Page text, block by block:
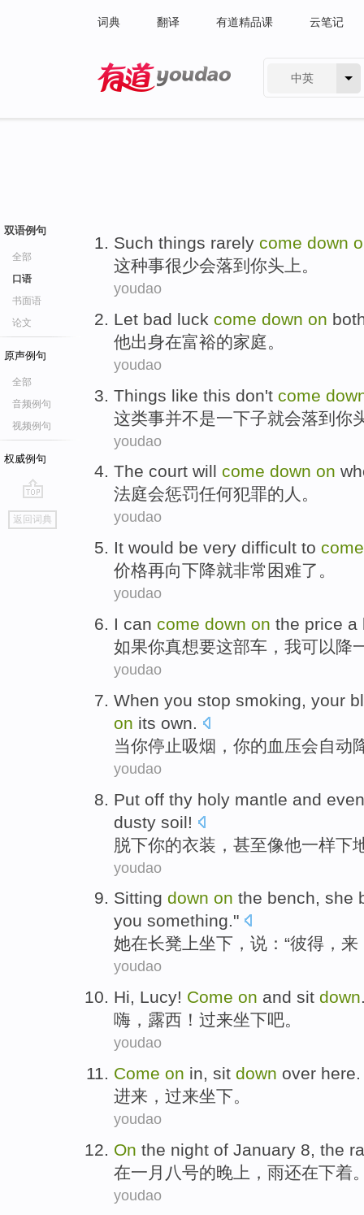
词典 翻译 有道精品课 云笔记
中英
双语例句
全部
口语
书面语
论文
原声例句
全部
音频例句
视频例句
权威例句
go
top
返回词典
Such things rarely come down
这种事很少会落到你头上。
youdao
Let bad luck come down on
他出身在富裕的家庭。
youdao
Things like this don't come
这类事并不是一下子就会落到 你
youdao
The court will come down on
法庭会惩罚任何犯罪的人。
youdao
It would be very difficult to
价格再向下降就非常 困难了 。
youdao
I can come down on the price a
如果你真想要这部车， 我可以降
youdao
When you stop smoking, your
on its own.
当你停止吸烟 ， 你的血压会自动
youdao
Put off thy holy mantle and even
dusty soil!
脱下你的衣装 ， 甚至像他一样下
youdao
Sitting down on the bench, she
you something."
她在长凳上坐下 ，说：“彼得 ， 来
youdao
Hi, Lucy! Come on and sit down
嗨 ， 露西 ！ 过来坐下吧。
youdao
Come on in, sit down over here.
进来 ， 过来坐下。
youdao
On the night of January 8, the
在一月 八号的晚上 ， 雨还在下着
youdao